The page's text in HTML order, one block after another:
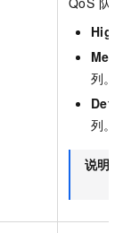
High
列。
列。
说明